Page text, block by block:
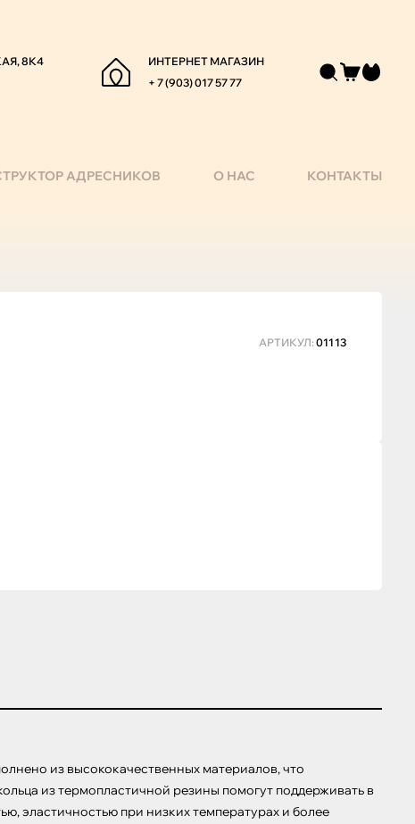
8К4
ИНТЕРНЕТ МАГАЗИН
+ 7 (903) 017 57 77
АДРЕСНИКОВ О НАС КОНТАКТЫ
АРТИКУЛ: 01113
из высококачественных материалов, что
из термопластичной резины помогут поддерживать в
эластичностью при низких температурах и более